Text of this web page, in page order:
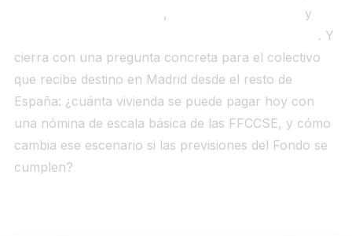
, y
. Y
cierra con una pregunta concreta para el colectivo
que recibe destino en Madrid desde el resto de
España: ¿cuánta vivienda se puede pagar hoy con
una nómina de escala básica de las FFCCSE, y cómo
cambia ese escenario si las previsiones del Fondo se
cumplen?